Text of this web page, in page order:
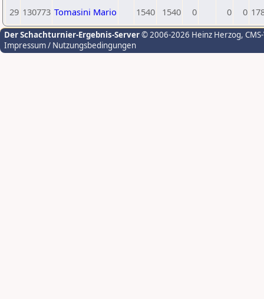
29 130773 Tomasini Mario 1540 1540 0 0 0
Der Schachturnier-Ergebnis-Server© 2006-2026 Heinz Herzog,
Impressum / Nutzungsbedingungen